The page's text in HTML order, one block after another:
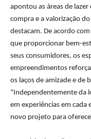
apontou as áreas de lazer
compra e a valorização
destacam. De acordo
que proporcionar bem-
seus consumidores, os
empreendimentos
os laços de amizade e de
“Independentemente da
em experiências em
novo projeto para